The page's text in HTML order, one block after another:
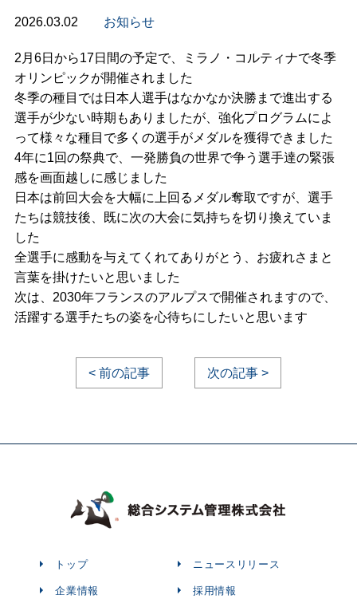
2026.03.02 お知らせ
2月6日から17日間の予定で、ミラノ・コルティナで冬季
オリンピックが開催されました
冬季の種目では日本人選手はなかなか決勝まで進出する
選手が少ない時期もありましたが、強化プログラムによ
って様々な種目で多くの選手がメダルを獲得できました
4年に1回の祭典で、一発勝負の世界で争う選手達の緊張
感を画面越しに感じました
日本は前回大会を大幅に上回るメダル奪取ですが、選手
たちは競技後、既に次の大会に気持ちを切り換えていま
した
全選手に感動を与えてくれてありがとう、お疲れさまと
言葉を掛けたいと思いました
次は、2030年フランスのアルプスで開催されますので、
活躍する選手たちの姿を心待ちにしたいと思います
< 前の記事 次の記事 >
トップ
企業情報
ニュースリリース
採用情報